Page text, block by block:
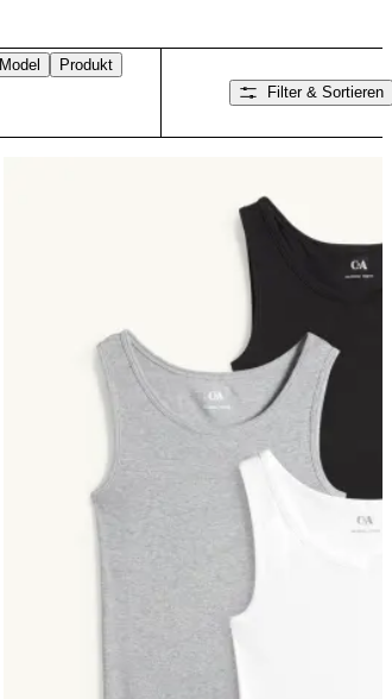
Model
Produkt
Filter & Sortieren